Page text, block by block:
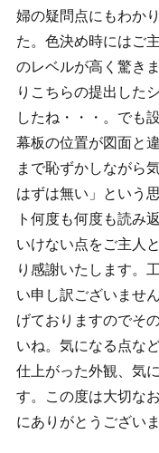
婦の疑問点にもわか
た。色決め時にはご
のレベルが高く驚き
りこちらの提出した
したね・・・。でも
幕板の位置が図面と
まで恥ずかしながら
はずは無い」という
ト何度も何度も読み
いけない点をご主人
り感謝いたします。
い申し訳ございませ
げておりますのでそ
いね。気になる点な
仕上がった外観、気
す。この度は大切な
にありがとうございま